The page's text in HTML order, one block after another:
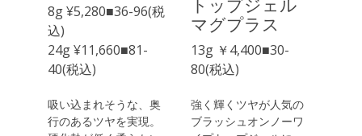
8g ¥5,280■36-96(税
込)
24g ¥11,660■81-
40(税込)
吸い込まれそうな、奥
行のあるツヤを実現。
トップジェル
マグプラス
13g ￥4,400■30-
80(税込)
強く輝くツヤが人気の
ブラッシュオンノーワ